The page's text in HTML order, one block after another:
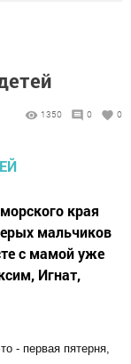
1350 0 0
края
мальчиков
с мамой уже
Игнат,
- первая пятерня,